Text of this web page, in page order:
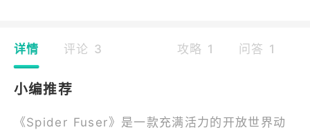
详情 评论 3 攻略 1 问答 1
小编推荐
《Spider Fuser》是一款充满活力的开放世界动